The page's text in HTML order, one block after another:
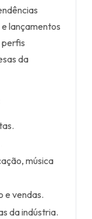
lançamentos
perfis
da
música
e vendas.
da indústria.